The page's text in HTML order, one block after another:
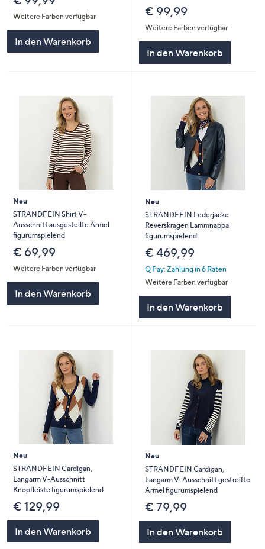
Weitere Farben verfügbar
In den Warenkorb
€ 99,99
Weitere Farben verfügbar
In den Warenkorb
Neu
STRANDFEIN Shirt V-
Ausschnitt ausgestellte Ärmel
figurumspielend
€ 69,99
Weitere Farben verfügbar
In den Warenkorb
Neu
STRANDFEIN Lederjacke
Reverskragen Lammnappa
figurumspielend
€ 469,99
Q Pay: Zahlung in 6 Raten
Weitere Farben verfügbar
In den Warenkorb
Neu
STRANDFEIN Cardigan,
Langarm V-Ausschnitt
Knopfleiste figurumspielend
€ 129,99
In den Warenkorb
Neu
STRANDFEIN Cardigan,
Langarm V-Ausschnitt gestreifte
Ärmel figurumspielend
€ 79,99
In den Warenkorb